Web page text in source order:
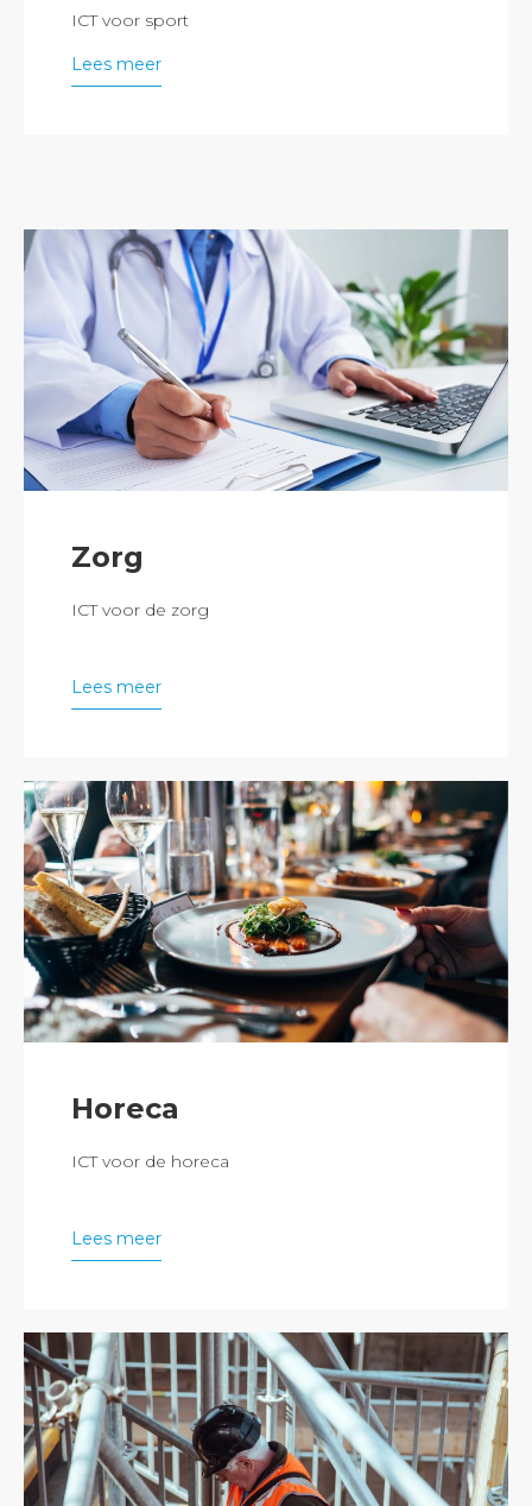
ICT voor sport
Lees meer
Zorg
ICT voor de zorg
Lees meer
Horeca
ICT voor de horeca
Lees meer